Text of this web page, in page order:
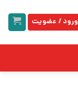
ورود / عضویت